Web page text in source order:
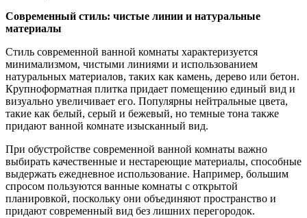
Современный стиль: чистые линии и натуральные
материалы
Стиль современной ванной комнаты характеризуется
минимализмом, чистыми линиями и использованием
натуральных материалов, таких как камень, дерево или бетон.
Крупноформатная плитка придает помещению единый вид и
визуально увеличивает его. Популярны нейтральные цвета,
такие как белый, серый и бежевый, но темные тона также
придают ванной комнате изысканный вид.
При обустройстве современной ванной комнаты важно
выбирать качественные и нестареющие материалы, способные
выдержать ежедневное использование. Например, большим
спросом пользуются ванные комнаты с открытой
планировкой, поскольку они объединяют пространство и
придают современный вид без лишних перегородок.